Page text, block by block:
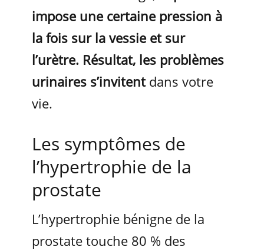
impose une certaine pression à
la fois sur la vessie et sur
l’urètre. Résultat, les problèmes
urinaires s’invitentdans votre
vie.
Les symptômes de
l’hypertrophie de la
prostate
L’hypertrophie bénigne de la
prostate touche 80 % des